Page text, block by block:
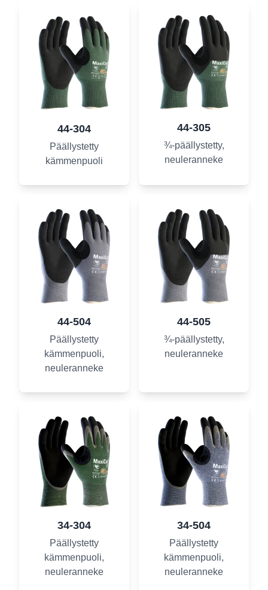
44-304
Päällystetty
kämmenpuoli
44-305
¾-päällystetty,
neuleranneke
44-504
Päällystetty
kämmenpuoli,
neuleranneke
44-505
¾-päällystetty,
neuleranneke
34-304
Päällystetty
kämmenpuoli,
neuleranneke
34-504
Päällystetty
kämmenpuoli,
neuleranneke